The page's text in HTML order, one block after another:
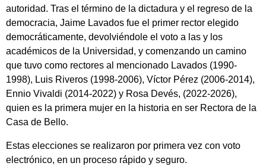
autoridad. Tras el término de la dictadura y el regreso de la
democracia, Jaime Lavados fue el primer rector elegido
democráticamente, devolviéndole el voto a las y los
académicos de la Universidad, y comenzando un camino
que tuvo como rectores al mencionado Lavados (1990-
1998), Luis Riveros (1998-2006), Víctor Pérez (2006-2014),
Ennio Vivaldi (2014-2022) y Rosa Devés, (2022-2026),
quien es la primera mujer en la historia en ser Rectora de la
Casa de Bello.
Estas elecciones se realizaron por primera vez con voto
electrónico, en un proceso rápido y seguro.